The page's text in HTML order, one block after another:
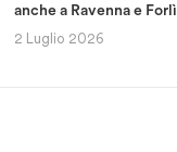
anche a Ravenna e Forlì
2 Luglio 2026